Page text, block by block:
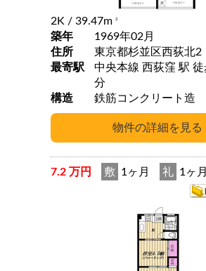
2K / 39.47m 2
築年
1969年02月
住所
東京都杉並区西荻北2
最寄駅
中央本線 西荻窪 駅 徒歩 2
分
構造
鉄筋コンクリート造
7.2 万円 敷 1ヶ月 礼 1ヶ月